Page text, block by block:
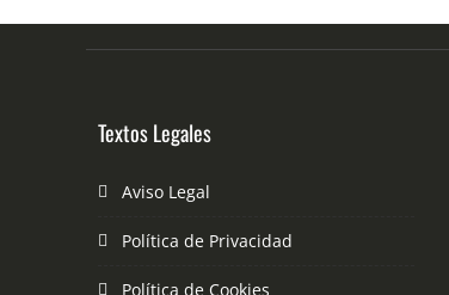
Textos Legales
Aviso Legal
Política de Privacidad
Política de Cookies